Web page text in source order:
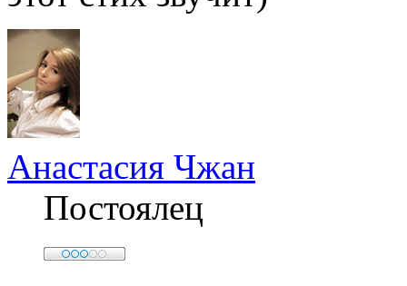
Анастасия Чжан
Постоялец